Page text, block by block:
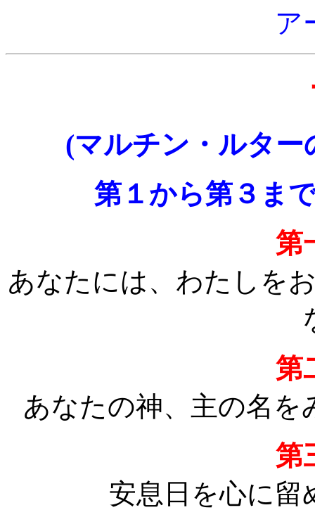
ア
(マルチン・ルター
第１から第３ま
第
あなたには、わたしを
第
あなたの神、主の名
第
安息日を心に留